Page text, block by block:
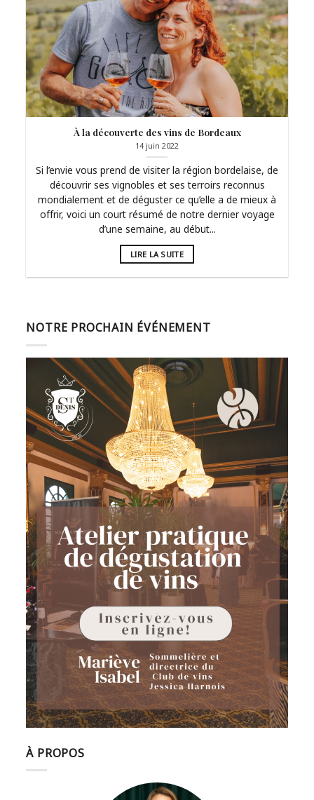
À la découverte des vins de Bordeaux
14 juin 2022
Si l’envie vous prend de visiter la région bordelaise, de
découvrir ses vignobles et ses terroirs reconnus
mondialement et de déguster ce qu’elle a de mieux à
offrir, voici un court résumé de notre dernier voyage
d’une semaine, au début...
LIRE LA SUITE
NOTRE PROCHAIN ÉVÉNEMENT
À PROPOS